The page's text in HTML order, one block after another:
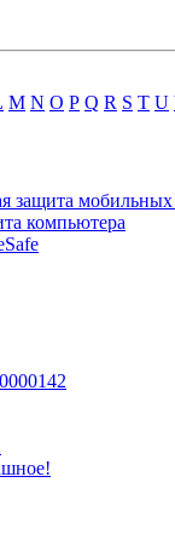
M N O P Q R S T U
защита мобильных
компьютера